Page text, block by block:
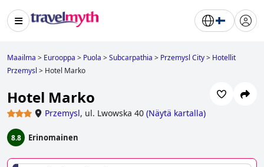
Maailma > Eurooppa > Puola >Subcarpathia > Przemysl City> Hotellit
Przemysl > Hotel Marko
Hotel Marko
Przemysl, ul. Lwowska 40 (Näytä kartalla)
8.8 Erinomainen